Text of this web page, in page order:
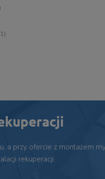
a przy ofercie z montażem
rekuperacji.